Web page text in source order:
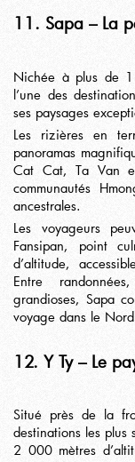
11. Sapa – La
Nichée à plus de 1
l’une des
ses paysages
Les rizières en
panoramas
Cat Cat, Ta Van
communautés
ancestrales.
Les voyageurs
Fansipan, point
d’altitude,
Entre
grandioses, Sapa
voyage dans le
12. Y Ty – Le
Situé près de la
destinations les plus
2 000 mètres